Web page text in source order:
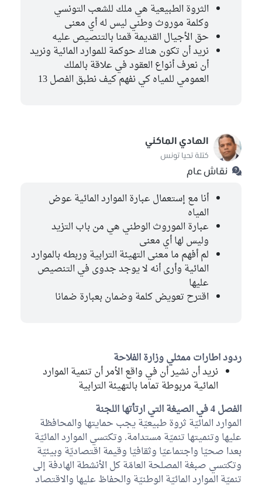
الثروة الطبيعية هي ملك للشعب التونسي
وكلمة موروث وطني ليس له أي معنى
حق الأجيال القديمة قمنا بالتنصيص عليه
نريد أن تكون هناك حوكمة للموارد المائية ونريد
أن نعرف أنواع العقود في علاقة بالملك
العمومي للمياه كي نفهم كيف نطبق الفصل 13
الهادي الماكني
كتلة تحيا تونس
نقاش عام
أنا مع إستعمال عبارة الموارد المائية عوض
المياه
عبارة الموروث الوطني هي من باب التزيد
وليس لها أي معنى
لم أفهم ما معنى التهيئة الترابية وربطه بالموارد
المائية وأرى أنه لا يوجد جدوى في التنصيص
عليها
اقترح تعويض كلمة وضمان بعبارة ضمانا
ردود اطارات ممثلي وزارة الفلاحة
نريد أن نشير أن في واقع الأمر أن تنمية الموارد
المائية مربوطة تماما بالتهيئة الترابية
الفصل 4 في الصيغة التي ارتأتها اللجنة
الموارد المائيّة ثروة طبيعيّة يجب حمايتها والمحافظة
عليها وتنميتها تنميّة مستدامة. وتكتسي الموارد المائيّة
بعدا صحيّا واجتماعيّا وثقافيّا وقيمة اقتصاديّة وبيئيّة
وتكتسي صبغة المصلحة العامّة كل الأنشطة الهادفة إلى
تنميّة الموارد المائيّة الوطنيّة والحفاظ عليها والاقتصاد